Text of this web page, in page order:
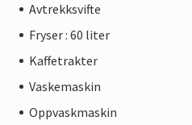
Avtrekksvifte
Fryser : 60 liter
Kaffetrakter
Vaskemaskin
Oppvaskmaskin